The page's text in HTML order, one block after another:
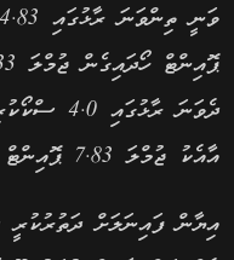
އާއެކު ޖުމްލަ 7.83 ޕޮއިންޓް ހޯދި އެވެ.
އިޔާން ފައިނަލަށް